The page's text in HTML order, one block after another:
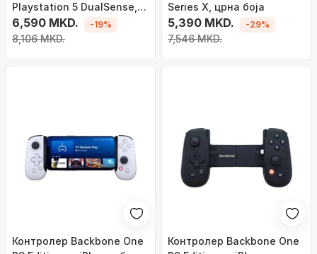
Playstation 5 DualSense,
бел
6,590 MKD.
8,106 MKD.
-19%
Series X, црна боја
5,390 MKD.
7,546 MKD.
-29%
Контролер Backbone One
Контролер Backbone One